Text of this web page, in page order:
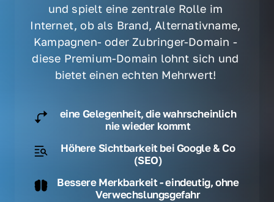
und spielt eine zentrale Rolle im
Internet, ob als Brand, Alternativname,
Kampagnen- oder Zubringer-Domain -
diese Premium-Domain lohnt sich und
bietet einen echten Mehrwert!
eine Gelegenheit, die wahrscheinlich
nie wieder kommt
Höhere Sichtbarkeit bei Google & Co
(SEO)
Bessere Merkbarkeit - eindeutig, ohne
Verwechslungsgefahr